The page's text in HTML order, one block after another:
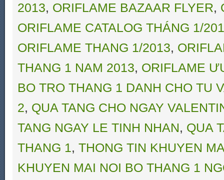
2013, ORIFLAME BAZAAR FLYER,
ORIFLAME CATALOG THÁNG 1/
ORIFLAME THANG 1/2013,
THANG 1 NAM 2013, ORIFLAME
BO TRO THANG 1 DANH CHO TU
2, QUA TANG CHO NGAY
TANG NGAY LE TINH NHAN, QUA
THANG 1, THONG TIN KHUYEN
KHUYEN MAI NOI BO THANG 1